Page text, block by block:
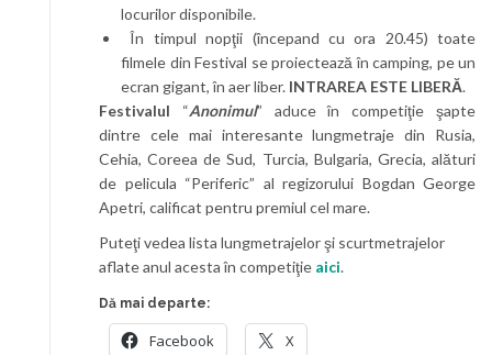
locurilor disponibile.
În timpul nopţii (începand cu ora 20.45) toate
filmele din Festival se proiectează în camping, pe un
ecran gigant, în aer liber. INTRAREA ESTE LIBERĂ.
Festivalul “Anonimul” aduce în competiţie şapte
dintre cele mai interesante lungmetraje din Rusia,
Cehia, Coreea de Sud, Turcia, Bulgaria, Grecia, alături
de pelicula “Periferic” al regizorului Bogdan George
Apetri, calificat pentru premiul cel mare.
Puteţi vedea lista lungmetrajelor şi scurtmetrajelor
aflate anul acesta în competiţie aici.
Dă mai departe:
Facebook X